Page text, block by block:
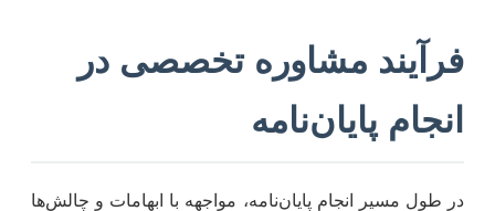
فرآیند مشاوره تخصصی در
انجام پایان‌نامه
در طول مسیر انجام پایان‌نامه، مواجهه با ابهامات و چالش‌ها